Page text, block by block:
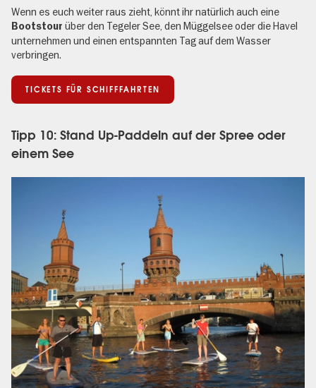
Wenn es euch weiter raus zieht, könnt ihr natürlich auch eine
Bootstour über den Tegeler See, den Müggelsee oder die Havel
unternehmen und einen entspannten Tag auf dem Wasser
verbringen.
TICKETS FÜR SCHIFFFAHRTEN
Tipp 10: Stand Up-Paddeln auf der Spree oder
einem See